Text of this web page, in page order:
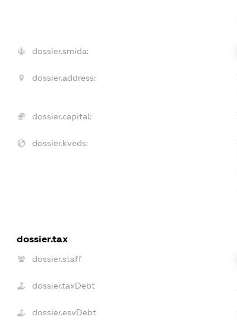
dossier.smida:
dossier.address:
dossier.capital:
dossier.kveds:
dossier.tax
dossier.staff
dossier.taxDebt
dossier.esvDebt